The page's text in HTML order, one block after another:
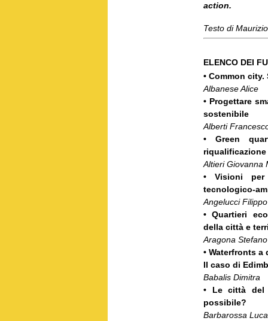
action.
Testo di
ELENCO DEI
• Common
Albanese Alice
• Progettare
sostenibile
Alberti
• Green
Altieri Giovanna
• Visioni
tecnologico-
Angelucci Filippo
• Quartieri
della città e
Aragona Stefano
• Waterfronts
Il caso di
Babalis Dimitra
• Le città del
possibile?
Barbarossa